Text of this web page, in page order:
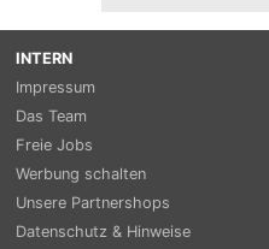
INTERN
Impressum
Das Team
Freie Jobs
Werbung schalten
Unsere Partnershops
Datenschutz & Hinweise